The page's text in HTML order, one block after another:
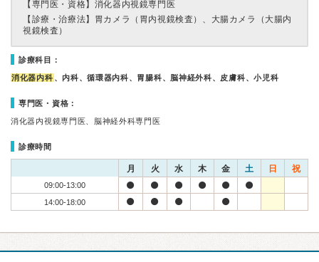
【専門医・資格】 消化器内視鏡専門医
【診療・治療法】 胃カメラ（胃内視鏡検査）、大腸カメラ（大腸内
視鏡検査）
診療科目：
消化器内科 、内科、循環器内科、胃腸科、脳神経外科、皮膚科、小児科
専門医・資格：
消化器内視鏡専門医、脳神経外科専門医
診療時間
月 火 水 木 金 土 日 祝
09:00-13:00
14:00-18:00